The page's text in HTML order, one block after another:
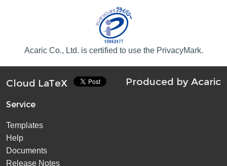
Acaric Co., Ltd. is certified to use the PrivacyMark.
Produced by Acaric
Cloud LaTeX
Service
Templates
Help
Documents
Release Notes